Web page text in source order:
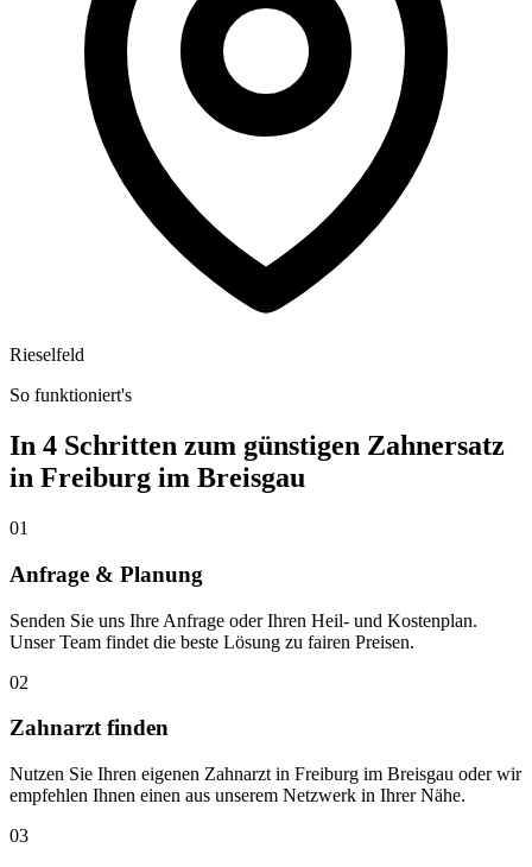
Rieselfeld
So funktioniert's
In 4 Schritten zum günstigen Zahnersatz
in Freiburg im Breisgau
01
Anfrage & Planung
Senden Sie uns Ihre Anfrage oder Ihren Heil- und Kostenplan.
Unser Team findet die beste Lösung zu fairen Preisen.
02
Zahnarzt finden
Nutzen Sie Ihren eigenen Zahnarzt in Freiburg im Breisgau oder wir
empfehlen Ihnen einen aus unserem Netzwerk in Ihrer Nähe.
03